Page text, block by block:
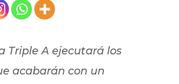
Triple A ejecutará los
acabarán con un